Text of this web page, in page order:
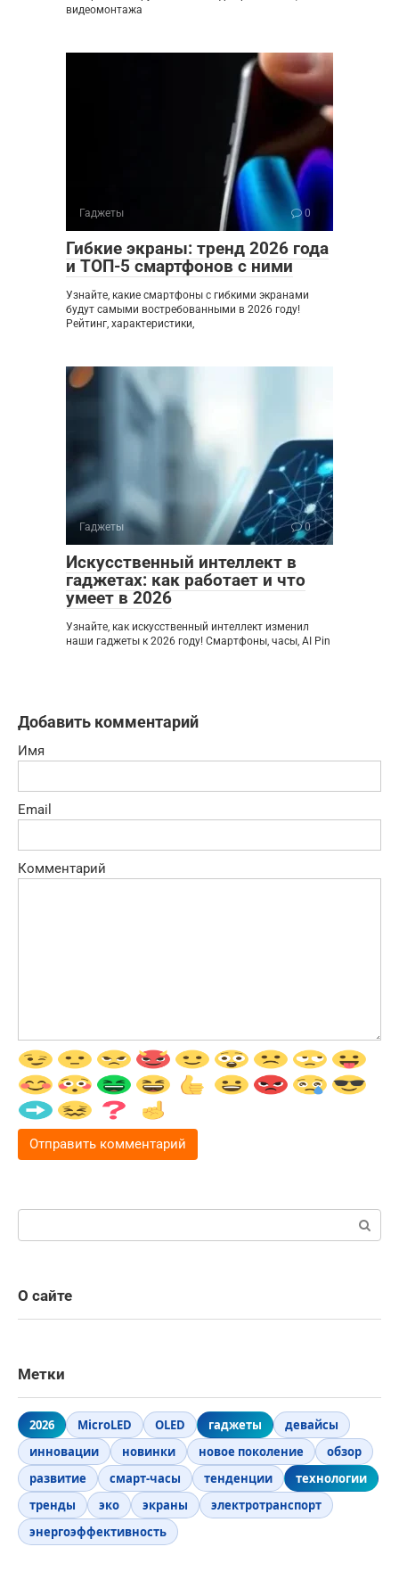
видеомонтажа
Гаджеты 0
Гибкие экраны: тренд 2026 года
и ТОП-5 смартфонов с ними
Узнайте, какие смартфоны с гибкими экранами
будут самыми востребованными в 2026 году!
Рейтинг, характеристики,
Гаджеты 0
Искусственный интеллект в
гаджетах: как работает и что
умеет в 2026
Узнайте, как искусственный интеллект изменил
наши гаджеты к 2026 году! Смартфоны, часы, AI Pin
Добавить комментарий
Имя
Email
Комментарий
О сайте
Метки
2026 MicroLED OLED гаджеты
девайсы
инновации
новинки новое поколение
обзор
развитие
смарт-часы тенденции
технологии
тренды
эко экраны
электротранспорт
энергоэффективность